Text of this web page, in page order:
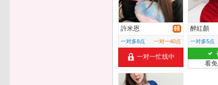
許米恩
一对多8点 一对一40点
一对一忙线中
醉紅顏
一对多5点
看